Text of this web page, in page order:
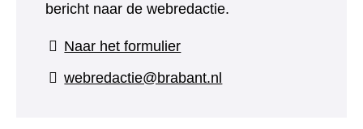
bericht naar de webredactie.
Naar het formulier(verwijst
naar
webredactie@brabant.nl